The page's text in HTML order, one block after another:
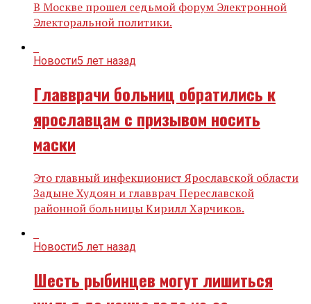
В Москве прошел седьмой форум Электронной
Электоральной политики.
Новости5 лет назад
Главврачи больниц обратились к
ярославцам с призывом носить
маски
Это главный инфекционист Ярославской области
Задыне Худоян и главврач Переславской
районной больницы Кирилл Харчиков.
Новости5 лет назад
Шесть рыбинцев могут лишиться